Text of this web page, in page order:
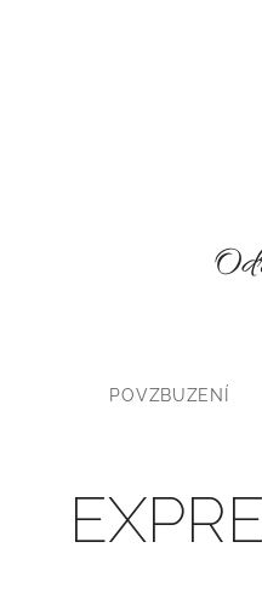
POVZBUZENÍ